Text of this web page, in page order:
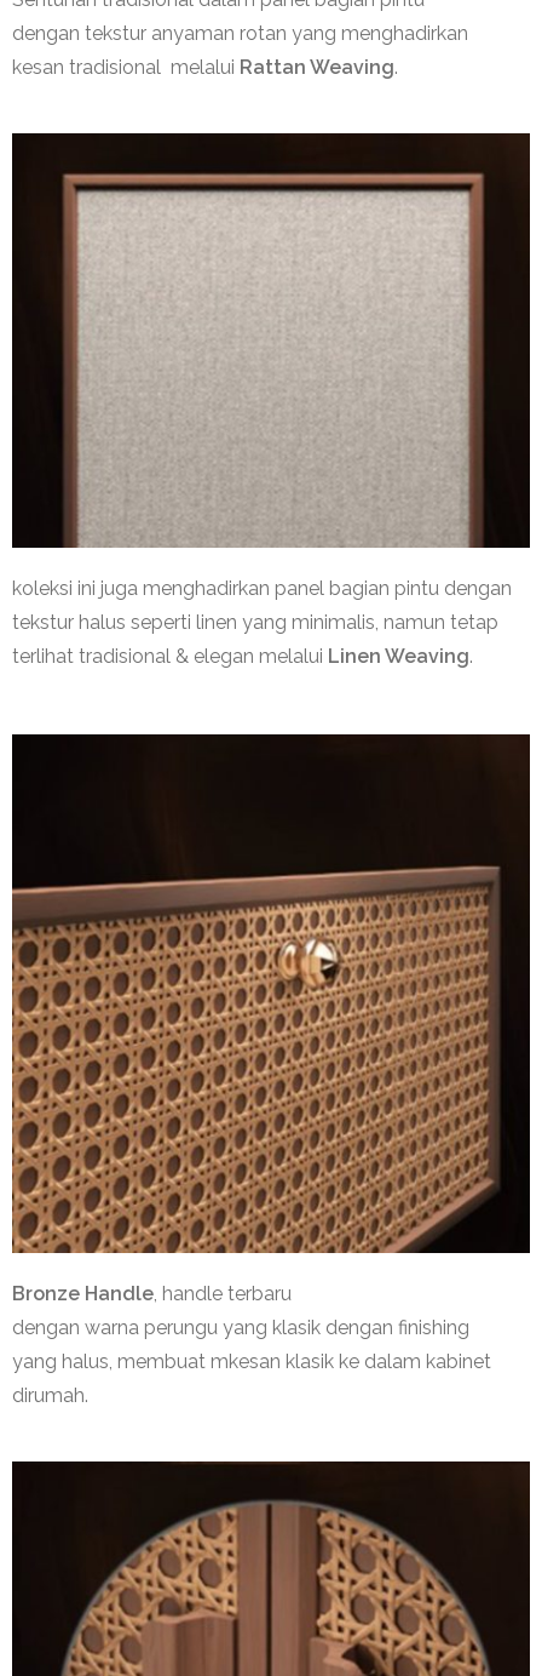
dengan tekstur anyaman rotan yang menghadirkan
kesan tradisional melalui Rattan Weaving.
koleksi ini juga menghadirkan panel bagian pintu dengan
tekstur halus seperti linen yang minimalis, namun tetap
terlihat tradisional & elegan melalui Linen Weaving.
Bronze Handle, handle terbaru
dengan warna perungu yang klasik dengan finishing
yang halus, membuat mkesan klasik ke dalam kabinet
dirumah.